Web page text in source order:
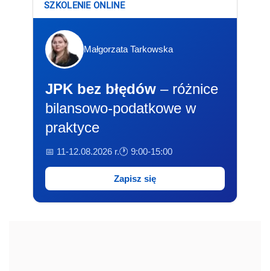
SZKOLENIE ONLINE
Małgorzata Tarkowska
JPK bez błędów – różnice
bilansowo-podatkowe w
praktyce
📅 11-12.08.2026 r.🕐 9:00-15:00
Zapisz się